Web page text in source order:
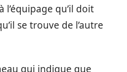
qu’il doit
se trouve de l’autre
qui indique que